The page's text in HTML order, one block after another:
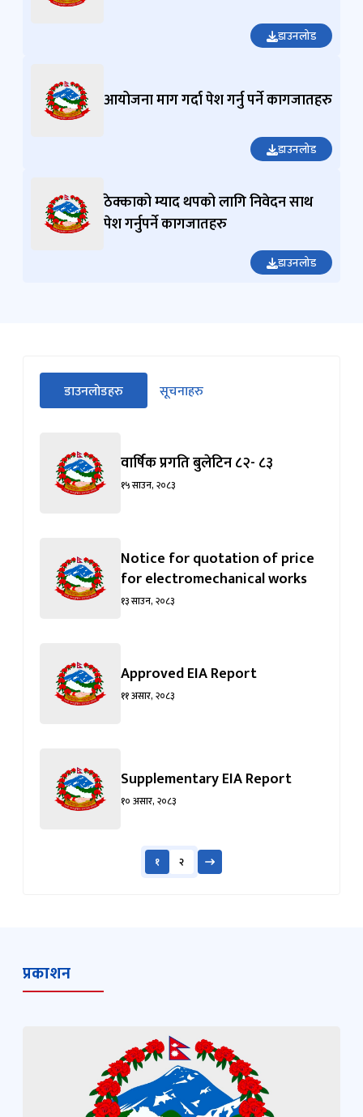
डाउनलोड
आयोजना माग गर्दा पेश गर्नु पर्ने कागजातहरु
डाउनलोड
ठेक्काको म्याद थपको लागि निवेदन साथ
पेश गर्नुपर्ने कागजातहरु
डाउनलोड
सीधा
पहिलो
जानुहोस्
डाउनलोडहरु
(सक्रिय ट्याब)
सूचनाहरु
वार्षिक प्रगति बुलेटिन ८२- ८३
१५ साउन, २०८३
Notice for quotation of price
for electromechanical works
१३ साउन, २०८३
Approved EIA Report
११ असार, २०८३
Supplementary EIA Report
१० असार, २०८३
१ २
प्रकाशन